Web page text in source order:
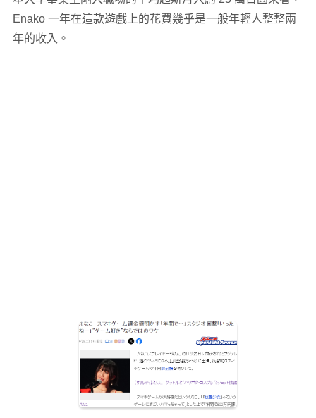
Enako 一年在這款遊戲上的花費幾乎是一般年輕人整整兩
年的收入。